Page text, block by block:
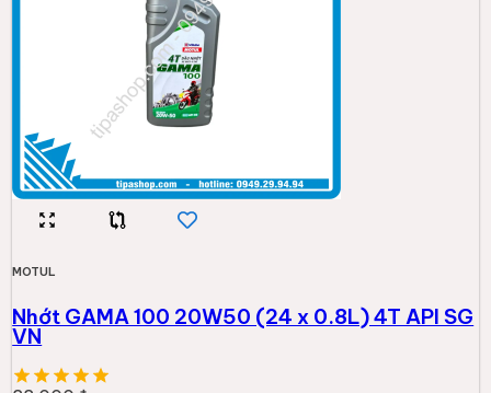
MOTUL
Nhớt GAMA 100 20W50 (24 x 0.8L) 4T API SG
VN